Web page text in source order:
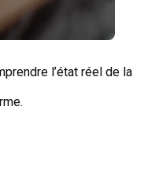
l’état réel de la